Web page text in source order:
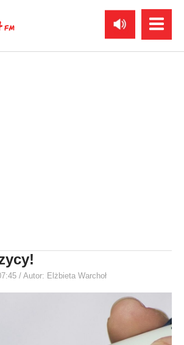
/ Autor: Elżbieta Warchoł